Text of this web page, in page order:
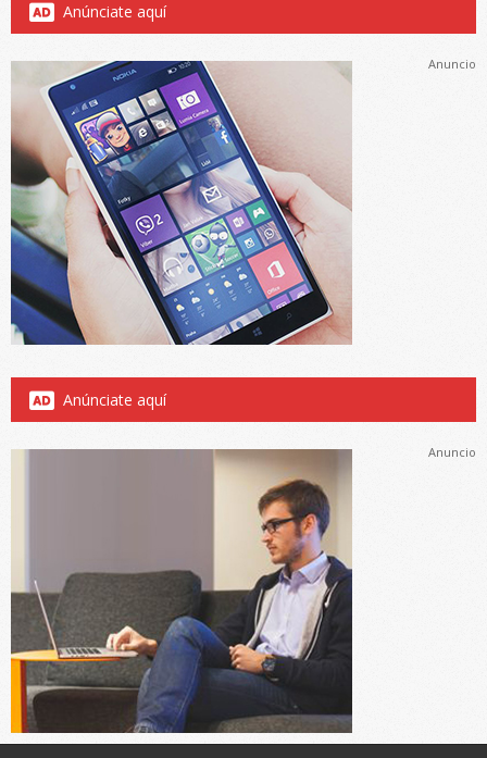
Anúnciate aquí
Anuncio
Anúnciate aquí
Anuncio